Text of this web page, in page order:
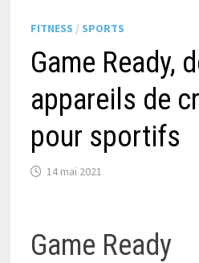
FITNESS / SPORTS
Game Ready,
appareils de
pour sportifs
14 mai 2021
Game Ready